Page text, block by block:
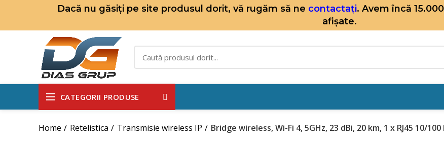
Dacă nu găsiți pe site produsul dorit, vă rugăm să ne contactați. Avem încă
afișate.
CATEGORII PRODUSE
Home Retelistica Transmisie wireless IP Bridge wireless, Wi-Fi 4, 5GHz, 23 dBi, 20 km, 1 x RJ45 10/